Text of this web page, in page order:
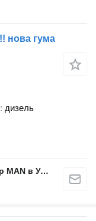
нова гума
дизель
«ТОВ "АВАНТІ Груп" - офіційний дилер MAN в Україні»